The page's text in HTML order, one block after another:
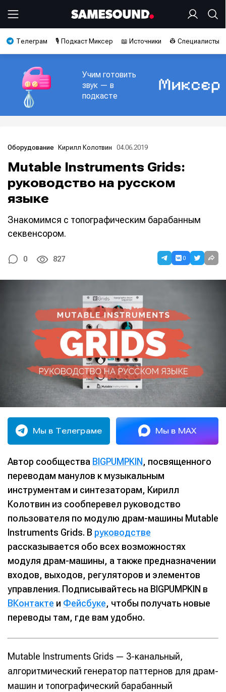
Телеграм 🎙️ Подкаст Миксер 📖 Источники 👷 Специалисты
Учим готовить
звук — в
подкасте
Оборудование Кирилл Колотвин 04.06.2019
Mutable Instruments Grids:
руководство на русском
языке
Знакомимся с топографическим барабанным
секвенсором.
0 827 0
Мы в Телеграме Мы в MAX
Автор сообщества BIGPUMPKIN , посвященного
переводам манулов к музыкальным
инструментам и синтезаторам, Кирилл
Колотвин из сообперевел руководство
пользователя по модулю драм-машины Mutable
Instruments Grids. В руководстве
рассказывается обо всех возможностях
модуля драм-машины, а также предназначении
входов, выходов, регуляторов и элементов
управления. Подписывайтесь на BIGPUMPKIN в
ВКонтакте и Фейсбуке, чтобы получать новые
переводы там, где вам удобно.
Mutable Instruments Grids — 3-канальный,
алгоритмический генератор паттернов для драм-
машин и топографический барабанный